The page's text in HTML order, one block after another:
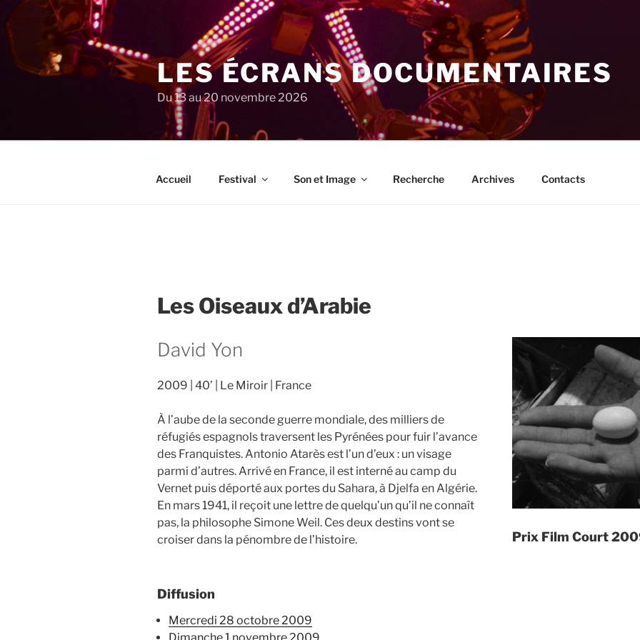
au
contenu
principal
LES ÉCRANS DOCUMENTAIRES
Du 13 au 20 novembre 2026
Accueil Festival Son et Image Recherche Archives Contacts
Les Oiseaux d’Arabie
David Yon
2009 40’ Le Miroir France
À l’aube de la seconde guerre mondiale, des milliers de
réfugiés espagnols traversent les Pyrénées pour fuir l’avance
des Franquistes. Antonio Atarès est l’un d’eux : un visage
parmi d’autres. Arrivé en France, il est interné au camp du
Vernet puis déporté aux portes du Sahara, à Djelfa en Algérie.
En mars 1941, il reçoit une lettre de quelqu’un qu’il ne connaît
pas, la philosophe Simone Weil. Ces deux destins vont se
croiser dans la pénombre de l’histoire.
Prix Film Court
Diffusion
mercredi 28 octobre 2009